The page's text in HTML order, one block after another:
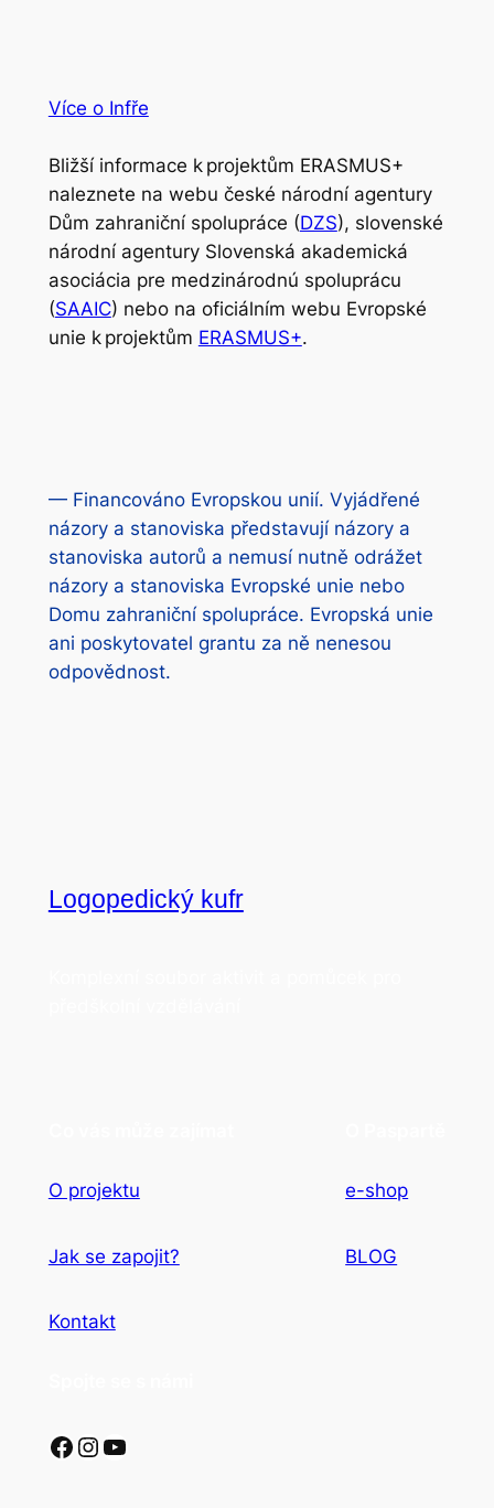
Více o Infře
Bližší informace k projektům ERASMUS+
naleznete na webu české národní agentury
Dům zahraniční spolupráce (DZS), slovenské
národní agentury Slovenská akademická
asociácia pre medzinárodnú spoluprácu
(SAAIC) nebo na oficiálním webu Evropské
unie k projektům ERASMUS+.
— Financováno Evropskou unií. Vyjádřené
názory a stanoviska představují názory a
stanoviska autorů a nemusí nutně odrážet
názory a stanoviska Evropské unie nebo
Domu zahraniční spolupráce. Evropská unie
ani poskytovatel grantu za ně nenesou
odpovědnost.
Logopedický kufr
O projektu
Jak se zapojit?
Kontakt
e-shop
BLOG
Facebook Instagram YouTube